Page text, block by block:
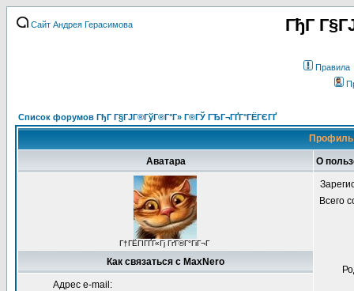
Сайт Андрея Герасимова ГђГ
Правила
Список форумов ГђГ Г§ГЈГ®ГўГ®Г°Г» Г®ГЎ ГЂГ¬ГҐГ°ГЁГЄГҐ
Профиль
Аватара О
Г†ГЁГІГҐГ«Гј ГґГ®Г°ГіГ¬Г
Всего
Как связаться с MaxNero
Адрес e-mail: